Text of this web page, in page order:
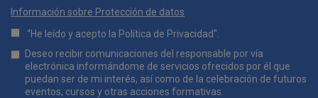
E-mail*
Información sobre Protección de datos
“He leído y acepto la Política de Privacidad".
Lopd*
Deseo recibir comunicaciones del responsable por vía
electrónica informándome de servicios ofrecidos por él que
puedan ser de mi interés, así como de la celebración de futuros
eventos, cursos y otras acciones formativas.